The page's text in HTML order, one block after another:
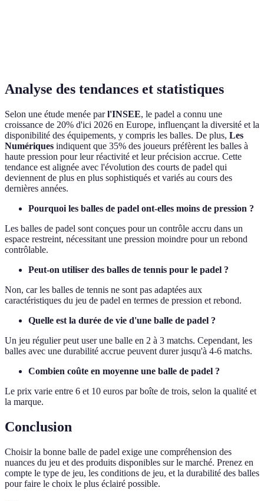
Analyse des tendances et statistiques
Selon une étude menée parl'INSEE, le padel a connu une
croissance de 20% d'ici 2026 en Europe, influençant la diversité et la
disponibilité des équipements, y compris les balles. De plus, Les
Numériques indiquent que 35% des joueurs préfèrent les balles à
haute pression pour leur réactivité et leur précision accrue. Cette
tendance est alignée avec l'évolution des courts de padel qui
deviennent de plus en plus sophistiqués et variés au cours des
dernières années.
Pourquoi les balles de padel ont-elles moins de pression ?
Les balles de padel sont conçues pour un contrôle accru dans un
espace restreint, nécessitant une pression moindre pour un rebond
contrôlable.
Peut-on utiliser des balles de tennis pour le padel ?
Non, car les balles de tennis ne sont pas adaptées aux
caractéristiques du jeu de padel en termes de pression et rebond.
Quelle est la durée de vie d'une balle de padel ?
Un jeu régulier peut user une balle en 2 à 3 matchs. Cependant, les
balles avec une durabilité accrue peuvent durer jusqu'à 4-6 matchs.
Combien coûte en moyenne une balle de padel ?
Le prix varie entre 6 et 10 euros par boîte de trois, selon la qualité et
la marque.
Conclusion
Choisir la bonne balle de padel exige une compréhension des
nuances du jeu et des produits disponibles sur le marché. Prenez en
compte le type de jeu, les conditions de jeu, et la durabilité des balles
pour faire le choix le plus éclairé possible.